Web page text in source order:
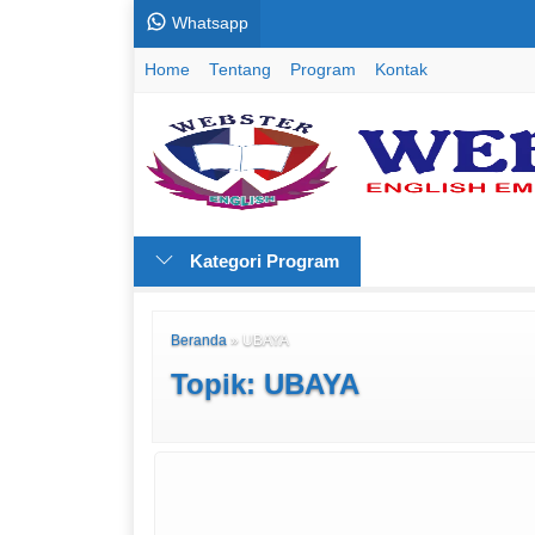
Whatsapp
Home Tentang Program Kontak
Kategori Program
Beranda » UBAYA
Topik: UBAYA